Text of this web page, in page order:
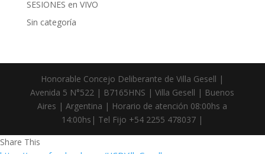
SESIONES en VIVO
Sin categoría
Honorable Concejo Deliberante de Villa Gesell |
Avenida 5 N°522 | B7165HNS | Villa Gesell | Buenos
Aires | Argentina | Horario de atención 08:00hs a
14:00hs| Tel Fijo +54 2255 478037 |
Share This